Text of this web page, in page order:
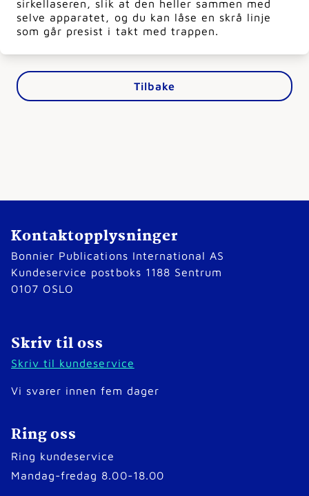
sirkellaseren, slik at den heller sammen med
selve apparatet, og du kan låse en skrå linje
som går presist i takt med trappen.
Tilbake
Kontaktopplysninger
Bonnier Publications International AS
Kundeservice postboks 1188 Sentrum
0107 OSLO
Skriv til oss
Skriv til kundeservice
Vi svarer innen fem dager
Ring oss
Ring kundeservice
Mandag-fredag 8.00-18.00